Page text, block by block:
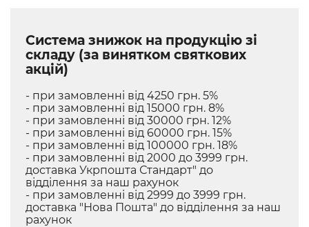
Система знижок на продукцію зі
складу (за винятком святкових
акцій)
- при замовленні від 4250 грн. 5%
- при замовленні від 15000 грн. 8%
- при замовленні від 30000 грн. 12%
- при замовленні від 60000 грн. 15%
- при замовленні від 100000 грн. 18%
- при замовленні від 2000 до 3999 грн.
доставка Укрпошта Стандарт" до
відділення за наш рахунок
- при замовленні від 2999 до 3999 грн.
доставка "Нова Пошта" до відділення за наш
рахунок